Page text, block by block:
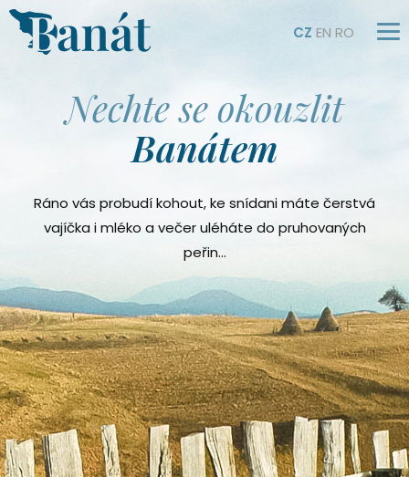
CZ EN RO
Nechte se okouzlit
Banátem
Ráno vás probudí kohout, ke snídani máte čerstvá
vajíčka i mléko a večer uléháte do pruhovaných
peřin…